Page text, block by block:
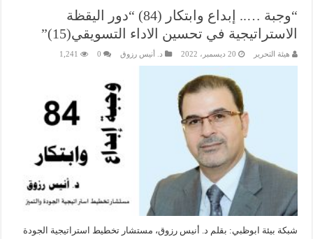
“وجبة ….. إبداع وابتكار (84) “دور اليقظة
الاستراتيجية في تحسين الاداء التسويقي(15)”
هيئة التحرير 20 ديسمبر، 2022 د. أنيس رزوق 0
1,241
شبكة بيئة ابوظبي: بقلم د. أنيس رزوق، مستشار تخطيط استراتيجية الجودة